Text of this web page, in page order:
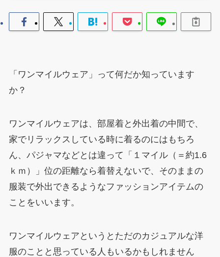
「ワンマイルウェア」って何だか知っています
か？
ワンマイルウェアは、部屋着と外出着の中間で、
家でリラックスしている時に着るのにはもちろ
ん、パジャマなどとは違って「１マイル（＝約1.6
ｋｍ）」位の距離なら着替えないで、そのままの
服装で外出できるようなファッションアイテムの
ことをいいます。
ワンマイルウェアというとただのカジュアルな洋
服のことと思っている人もいるかもしれません